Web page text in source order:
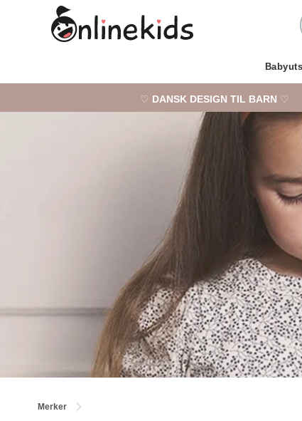
♡ DANSK DESIGN TIL BARN ♡
Merker